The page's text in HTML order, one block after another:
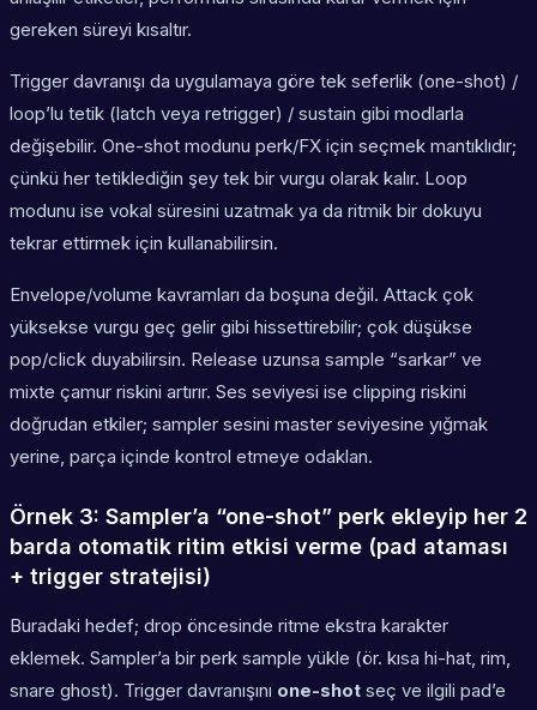
gereken süreyi kısaltır.
Trigger davranışı da uygulamaya göre tek seferlik (one-shot) /
loop’lu tetik (latch veya retrigger) / sustain gibi modlarla
değişebilir. One-shot modunu perk/FX için seçmek mantıklıdır;
çünkü her tetiklediğin şey tek bir vurgu olarak kalır. Loop
modunu ise vokal süresini uzatmak ya da ritmik bir dokuyu
tekrar ettirmek için kullanabilirsin.
Envelope/volume kavramları da boşuna değil. Attack çok
yüksekse vurgu geç gelir gibi hissettirebilir; çok düşükse
pop/click duyabilirsin. Release uzunsa sample “sarkar” ve
mixte çamur riskini artırır. Ses seviyesi ise clipping riskini
doğrudan etkiler; sampler sesini master seviyesine yığmak
yerine, parça içinde kontrol etmeye odaklan.
Örnek 3: Sampler’a “one-shot” perk ekleyip her 2
barda otomatik ritim etkisi verme (pad ataması
+ trigger stratejisi)
Buradaki hedef; drop öncesinde ritme ekstra karakter
eklemek. Sampler’a bir perk sample yükle (ör. kısa hi-hat, rim,
snare ghost). Trigger davranışını one-shot seç ve ilgili pad’e